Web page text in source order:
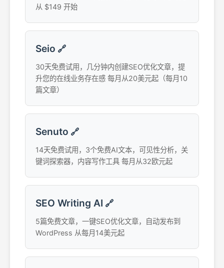
从 $149 开始
Seio 🔗
30天免费试用，几分钟内创建SEO优化文章，提
升您的在线业务存在感 每月从20美元起（每月10
篇文章）
Senuto 🔗
14天免费试用，3个免费AI文本，可见性分析，关
键词探索器，内容写作工具 每月从32欧元起
SEO Writing AI 🔗
5篇免费文章，一键SEO优化文章，自动发布到
WordPress 从每月14美元起